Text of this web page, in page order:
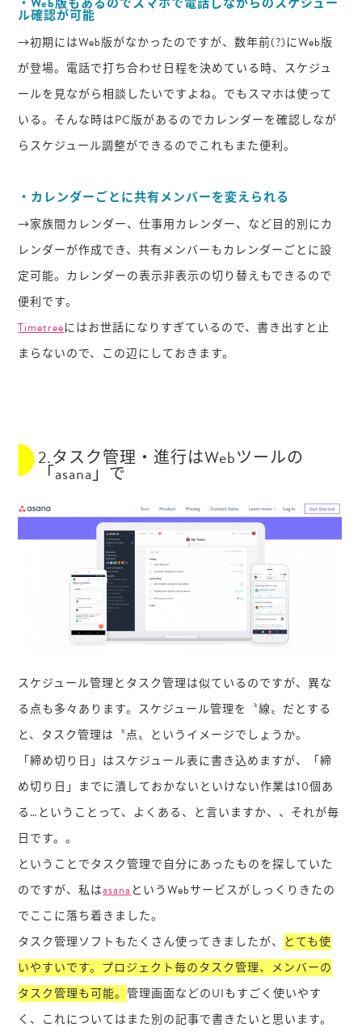
ル確認が可能
→初期にはWeb版がなかったのですが、数年前(?)にWeb版
が登場。電話で打ち合わせ日程を決めている時、スケジュ
ールを見ながら相談したいですよね。でもスマホは使って
いる。そんな時はPC版があるのでカレンダーを確認しなが
らスケジュール調整ができるのでこれもまた便利。
・カレンダーごとに共有メンバーを変えられる
→家族間カレンダー、仕事用カレンダー、など目的別にカ
レンダーが作成でき、共有メンバーもカレンダーごとに設
定可能。カレンダーの表示非表示の切り替えもできるので
便利です。
Timetreeにはお世話になりすぎているので、書き出すと止
まらないので、この辺にしておきます。
2.タスク管理・進行はWebツールの
「asana」で
スケジュール管理とタスク管理は似ているのですが、異な
る点も多々あります。スケジュール管理を〝線〟だとする
と、タスク管理は〝点〟というイメージでしょうか。
「締め切り日」はスケジュール表に書き込めますが、「締
め切り日」までに潰しておかないといけない作業は10個あ
る…ということって、よくある、と言いますか、、それが毎
日です。。
ということでタスク管理で自分にあったものを探していた
のですが、私はasana というWebサービスがしっくりきたの
でここに落ち着きました。
タスク管理ソフトもたくさん使ってきましたが、
とても使
いやすいです。プロジェクト毎のタスク管理、メンバーの
タスク管理も可能。管理画面などのUIもすごく使いやす
く、これについてはまた別の記事で書きたいと思います。